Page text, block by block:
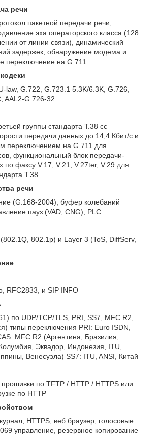
речи
пакетной передачи речи,
эха операторского класса (128
от линии связи), динамический
задержек, обнаружение модема и
переключение на G.711
law, G.722, G.723.1 5.3K/6.3K, G.726,
AAL2-G.726-32
группы стандарта T.38 cс
передачи данных до 14,4 Кбит/с и
переключением на G.711 для
функциональный блок передачи-
по факсу V.17, V.21, V.27ter, V.29 для
T.38
речи
(G.168-2004), буфер колебаний
пауз (VAD, CNG), PLC
802.1p) и Layer 3 (ToS, DiffServ,
RFC2833, и SIP INFO
по UDP/TCP/TLS, PRI, SS7, MFC R2,
типы переключения PRI: Euro ISDN,
MFC R2 (Аргентина, Бразилия,
Эквадор, Индонезия, ITU,
Венесуэла) SS7: ITU, ANSI, Китай
по TFTP / HTTP / HTTPS или
по HTTP
HTTPS, веб браузер, голосовые
управление, резервное копирование